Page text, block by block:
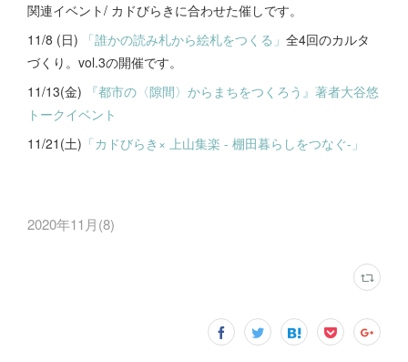
関連イベント/ カドびらきに合わせた催しです。
11/8 (日)
「誰かの読み札から絵札をつくる」 全4回のカルタ
づくり。vol.3の開催です。
11/13(金)
『都市の〈隙間〉からまちをつくろう』著者大谷悠
トークイベント
11/21(土) 「カドびらき× 上山集楽 - 棚田暮らしをつなぐ-」
2020年11月(8)